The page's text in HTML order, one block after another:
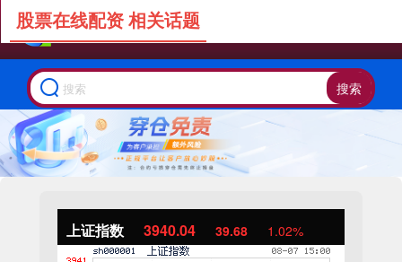
搜索
上证指数 3940.04 39.68 1.02%
股票在线配资 相关话题